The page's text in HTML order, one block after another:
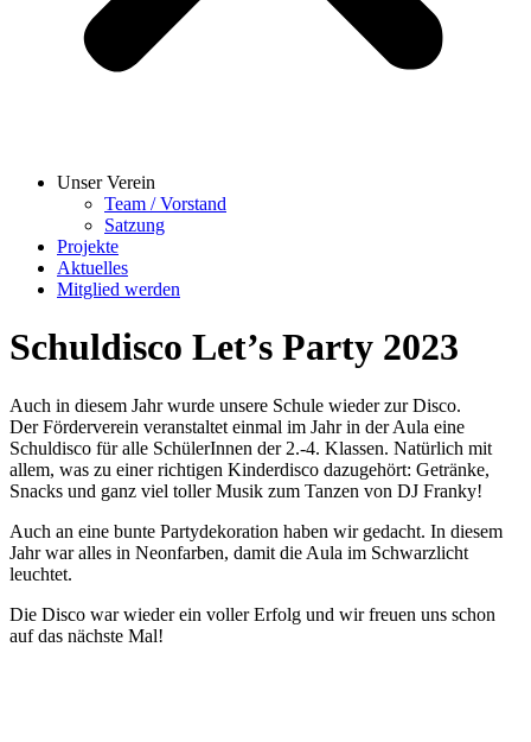
Unser Verein
Team / Vorstand
Satzung
Projekte
Aktuelles
Mitglied werden
Schuldisco Let’s Party 2023
Auch in diesem Jahr wurde unsere Schule wieder zur Disco.
Der Förderverein veranstaltet einmal im Jahr in der Aula eine
Schuldisco für alle SchülerInnen der 2.-4. Klassen. Natürlich mit
allem, was zu einer richtigen Kinderdisco dazugehört: Getränke,
Snacks und ganz viel toller Musik zum Tanzen von DJ Franky!
Auch an eine bunte Partydekoration haben wir gedacht. In diesem
Jahr war alles in Neonfarben, damit die Aula im Schwarzlicht
leuchtet.
Die Disco war wieder ein voller Erfolg und wir freuen uns schon
auf das nächste Mal!